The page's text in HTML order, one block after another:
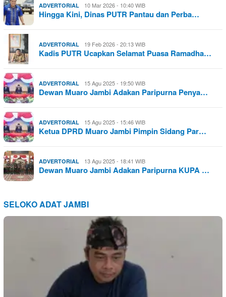
ADVERTORIAL 10 Mar 2026 - 10:40 WIB
Hingga Kini, Dinas PUTR Pantau dan Perba…
ADVERTORIAL 19 Feb 2026 - 20:13 WIB
Kadis PUTR Ucapkan Selamat Puasa Ramadha…
ADVERTORIAL 15 Agu 2025 - 19:50 WIB
Dewan Muaro Jambi Adakan Paripurna Penya…
ADVERTORIAL 15 Agu 2025 - 15:46 WIB
Ketua DPRD Muaro Jambi Pimpin Sidang Par…
ADVERTORIAL 13 Agu 2025 - 18:41 WIB
Dewan Muaro Jambi Adakan Paripurna KUPA …
SELOKO ADAT JAMBI